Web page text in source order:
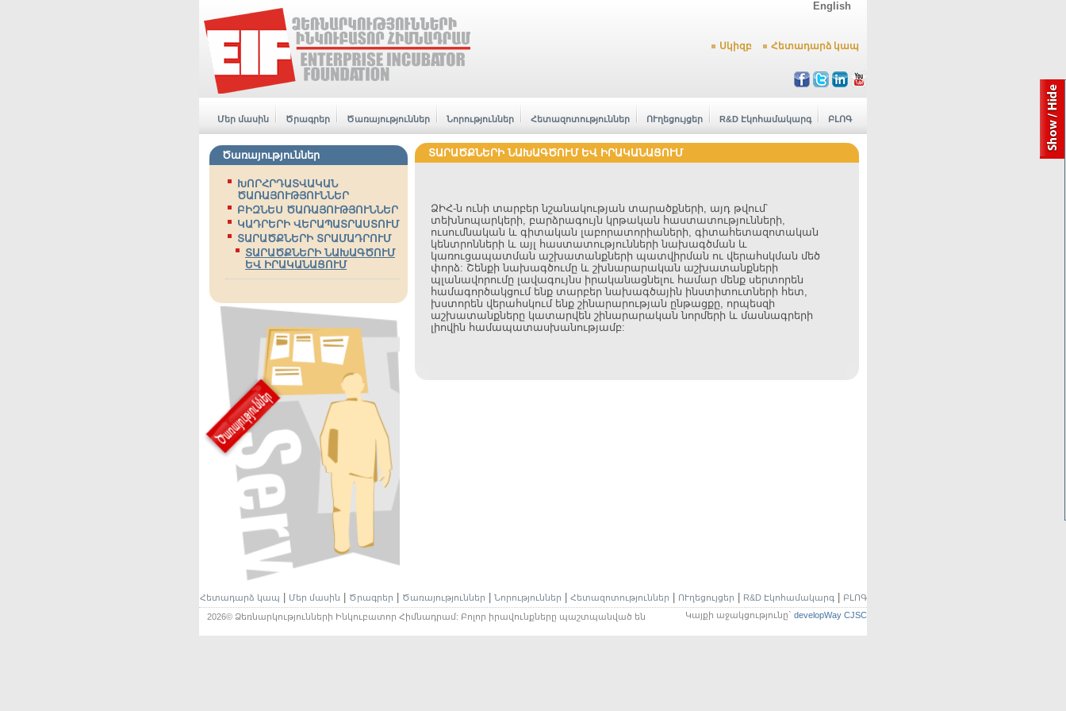
English
Սկիզբ Հետադարձ կապ
Մեր մասին Ծրագրեր Ծառայություններ Նորություններ Հետազոտություններ ՈՒղեցույցեր R&D Էկոհամակարգ ԲԼՈԳ
ՏԱՐԱԾՔՆԵՐԻ ՆԱԽԱԳԾՈՒՄ ԵՎ ԻՐԱԿԱՆԱՑՈՒՄ
ՁԻՀ-ն ունի տարբեր նշանակության տարածքների, այդ թվում՝
տեխնոպարկերի, բարձրագույն կրթական հաստատությունների,
ուսումնական և գիտական լաբորատորիաների, գիտահետազոտական
կենտրոնների և այլ հաստատությունների նախագծման և
կառուցապատման աշխատանքների պատվիրման ու վերահսկման մեծ
փորձ: Շենքի նախագծումը և շխնարարական աշխատանքների
պլանավորումը լավագույնս իրականացնելու համար մենք սերտորեն
համագործակցում ենք տարբեր նախագծային ինստիտուտների հետ,
խստորեն վերահսկում ենք շինարարության ընթացքը, որպեսզի
աշխատանքները կատարվեն շինարարական նորմերի և մասնագրերի
լիովին համապատասխանությամբ:
Ծառայություններ
ԽՈՐՀՐԴԱՏՎԱԿԱՆ
ԾԱՌԱՅՈՒԹՅՈՒՆՆԵՐ
ԲԻԶՆԵՍ ԾԱՌԱՅՈՒԹՅՈՒՆՆԵՐ
ԿԱԴՐԵՐԻ ՎԵՐԱՊԱՏՐԱՍՏՈՒՄ
ՏԱՐԱԾՔՆԵՐԻ ՏՐԱՄԱԴՐՈՒՄ
ՏԱՐԱԾՔՆԵՐԻ ՆԱԽԱԳԾՈՒՄ
ԵՎ ԻՐԱԿԱՆԱՑՈՒՄ
Հետադարձ կապ Մեր մասին Ծրագրեր Ծառայություններ Նորություններ Հետազոտություններ ՈՒղեցույցեր R&D Էկոհամակարգ|
ԲԼՈԳ
2026© Ձեռնարկությունների Ինկուբատոր Հիմնադրամ: Բոլոր իրավունքները պաշտպանված են
Կայքի աջակցությունը` developWay CJSC